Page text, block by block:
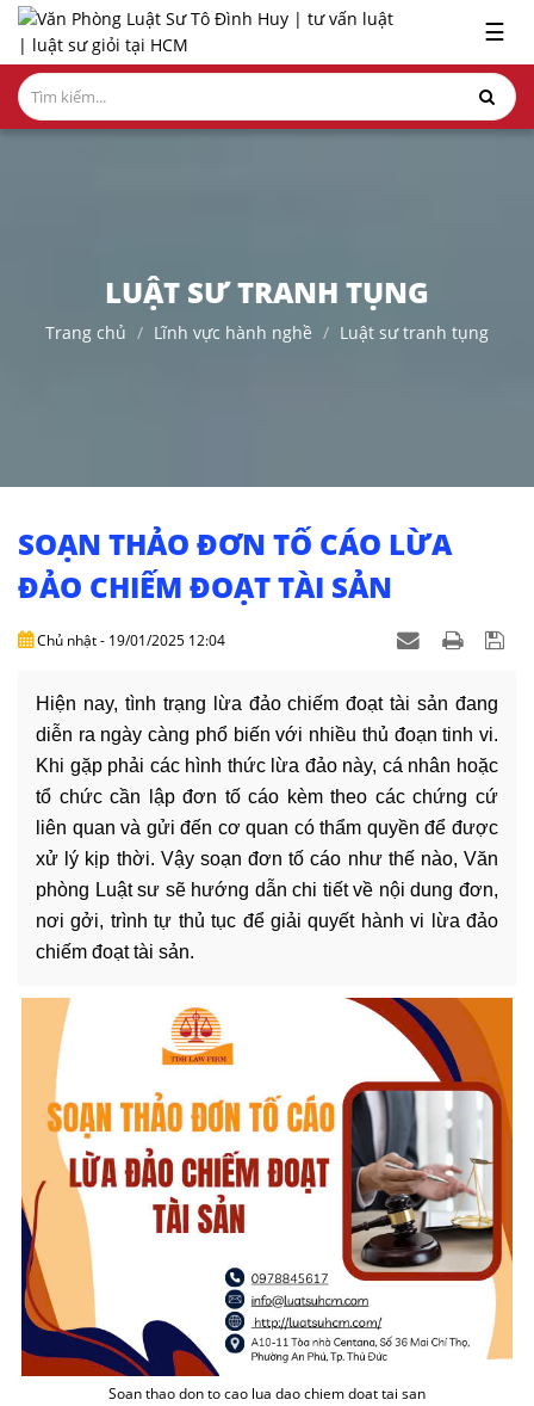
x
GIỚI
THIỆU
CỨU-
DỊCH
VỤ
VĂN
BẢN
THỦ
TỤC
LIÊN
HỆ
☰
LUẬT SƯ TRANH TỤNG
Trang chủ Lĩnh vực hành nghề Luật sư tranh tụng
SOẠN THẢO ĐƠN TỐ CÁO LỪA
ĐẢO CHIẾM ĐOẠT TÀI SẢN
Chủ nhật - 19/01/2025 12:04
Hiện nay, tình trạng lừa đảo chiếm đoạt tài sản đang
diễn ra ngày càng phổ biến với nhiều thủ đoạn tinh vi.
Khi gặp phải các hình thức lừa đảo này, cá nhân hoặc
tổ chức cần lập đơn tố cáo kèm theo các chứng cứ
liên quan và gửi đến cơ quan có thẩm quyền để được
xử lý kịp thời. Vậy soạn đơn tố cáo như thế nào, Văn
phòng Luật sư sẽ hướng dẫn chi tiết về nội dung đơn,
nơi gởi, trình tự thủ tục để giải quyết hành vi lừa đảo
chiếm đoạt tài sản.
Soan thao don to cao lua dao chiem doat tai san